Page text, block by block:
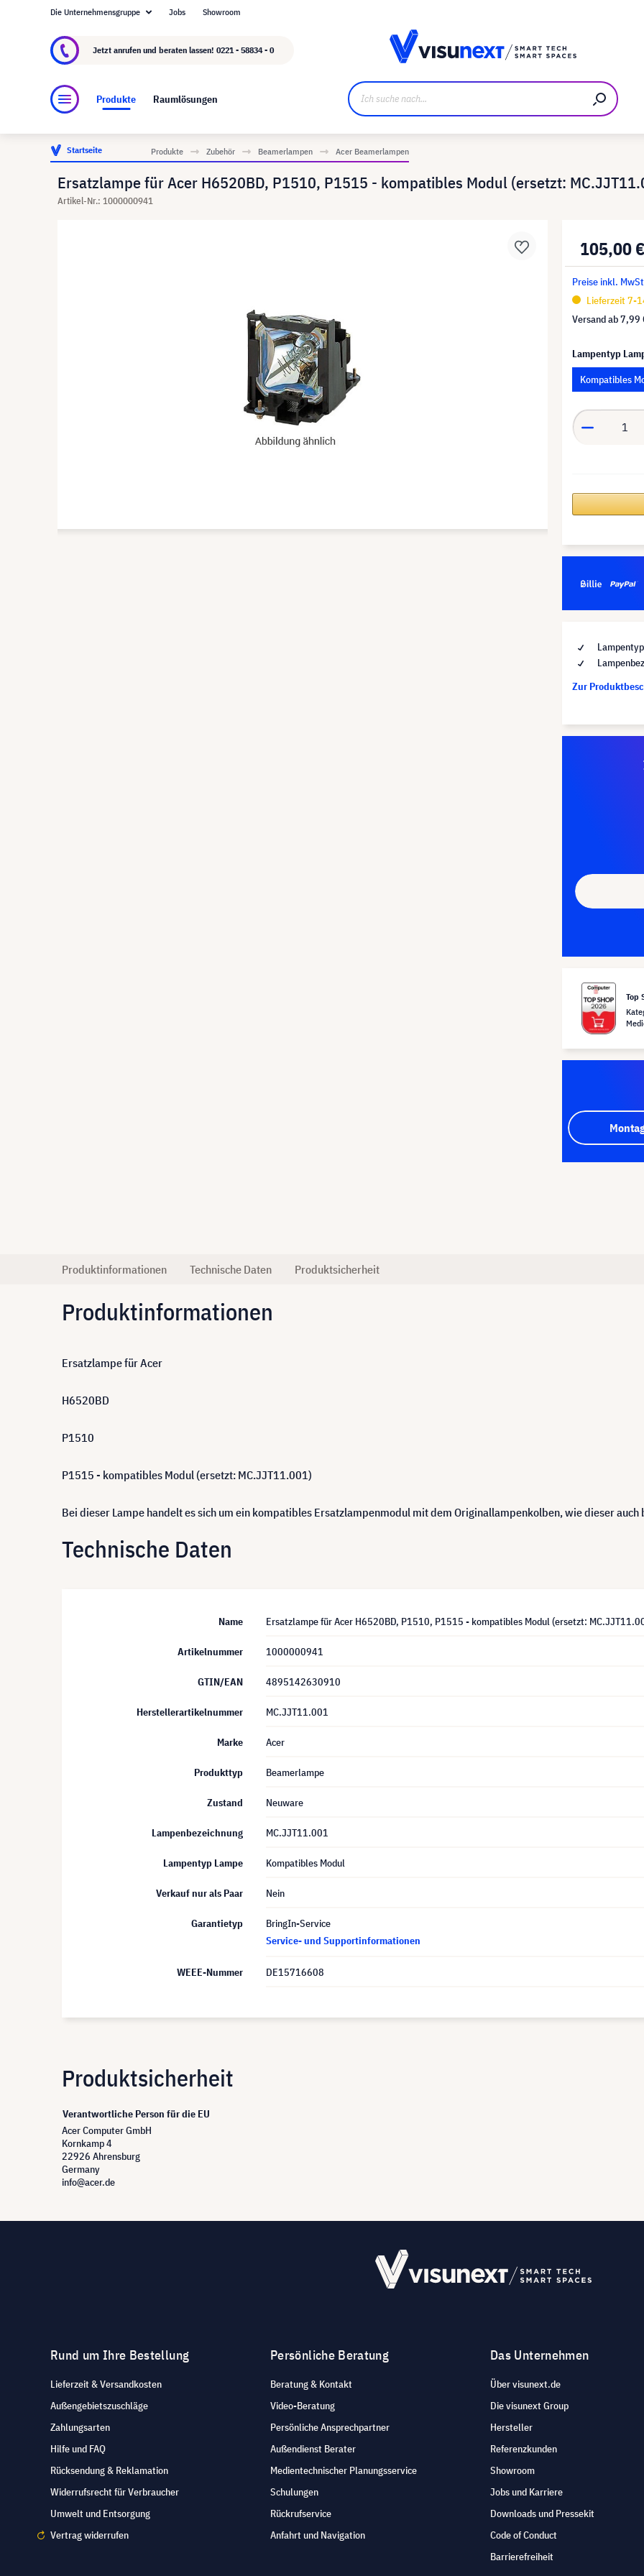
Über visunext.de
Die Unternehmensgruppe Jobs Showroom
Jetzt anrufen und beraten lassen! 0221 - 58834 - 0
Produkte Raumlösungen
Startseite Produkte Zubehör Beamerlampen Acer Beamerlampen
Ersatzlampe für Acer H6520BD, P1510, P1515 - kompatibles Modul (ersetzt:
Artikel-Nr.: 1000000941
105,00
Preise inkl.
Lieferzeit 7-
Versand ab7,99
Lampentyp
Kompatibles
Zur
Top
Produktinformationen Technische Daten Produktsicherheit
Produktinformationen
Ersatzlampe für Acer
H6520BD
P1510
P1515 - kompatibles Modul (ersetzt: MC.JJT11.001)
Bei dieser Lampe handelt es sich um ein kompatibles Ersatzlampenmodul mit dem Originallampenkolben, wie dieser
Technische Daten
Name Ersatzlampe für Acer H6520BD, P1510, P1515 - kompatibles Modul (ersetzt:
Artikelnummer 1000000941
GTIN/EAN 4895142630910
Herstellerartikelnummer MC.JJT11.001
Marke Acer
Produkttyp Beamerlampe
Zustand Neuware
Lampenbezeichnung MC.JJT11.001
Lampentyp Lampe Kompatibles Modul
Verkauf nur als Paar Nein
Garantietyp
BringIn-Service
Service- und Supportinformationen
WEEE-Nummer DE15716608
Produktsicherheit
Verantwortliche Person für die EU
Acer Computer GmbH
Kornkamp 4
22926 Ahrensburg
Germany
info@acer.de
Rund um Ihre Bestellung
Lieferzeit & Versandkosten
Außengebietszuschläge
Zahlungsarten
Hilfe und FAQ
Rücksendung & Reklamation
Widerrufsrecht für Verbraucher
Umwelt und Entsorgung
Vertrag widerrufen
Persönliche Beratung
Beratung & Kontakt
Video-Beratung
Persönliche Ansprechpartner
Außendienst Berater
Medientechnischer Planungsservice
Schulungen
Rückrufservice
Anfahrt und Navigation
Das Unternehmen
Über visunext.de
Die visunext Group
Hersteller
Referenzkunden
Showroom
Jobs und Karriere
Downloads und Pressekit
Code of Conduct
Barrierefreiheit